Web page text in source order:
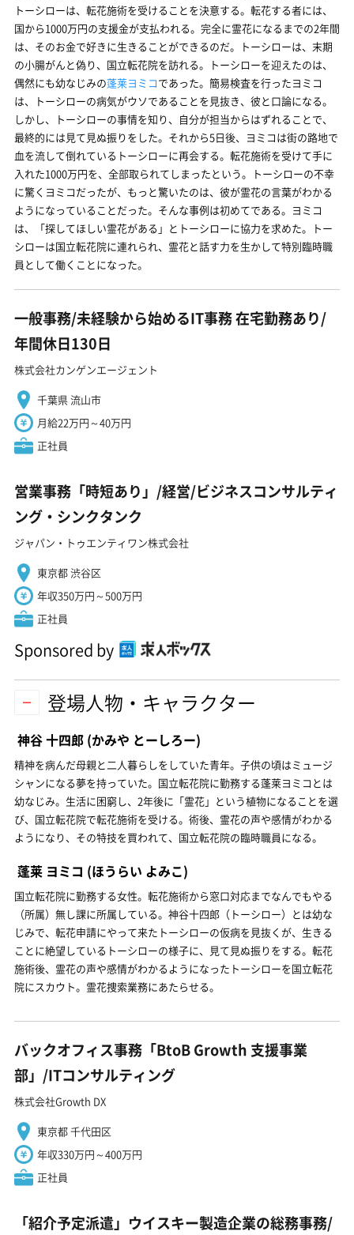
トーシローは、転花施術を受けることを決意する。転花する者には、
国から1000万円の支援金が支払われる。完全に霊花になるまでの2年間
は、そのお金で好きに生きることができるのだ。トーシローは、末期
の小腸がんと偽り、国立転花院を訪れる。トーシローを迎えたのは、
偶然にも幼なじみの蓬莱ヨミコであった。簡易検査を行ったヨミコ
は、トーシローの病気がウソであることを見抜き、彼と口論になる。
しかし、トーシローの事情を知り、自分が担当からはずれることで、
最終的には見て見ぬ振りをした。それから5日後、ヨミコは街の路地で
血を流して倒れているトーシローに再会する。転花施術を受けて手に
入れた1000万円を、全部取られてしまったという。トーシローの不幸
に驚くヨミコだったが、もっと驚いたのは、彼が霊花の言葉がわかる
ようになっていることだった。そんな事例は初めてである。ヨミコ
は、「探してほしい霊花がある」とトーシローに協力を求めた。トー
シローは国立転花院に連れられ、霊花と話す力を生かして特別臨時職
員として働くことになった。
一般事務/未経験から始めるIT事務 在宅勤務あり/
年間休日130日
株式会社カンゲンエージェント
千葉県 流山市
月給22万円～40万円
正社員
営業事務「時短あり」/経営/ビジネスコンサルティ
ング・シンクタンク
ジャパン・トゥエンティワン株式会社
東京都 渋谷区
年収350万円～500万円
正社員
Sponsored by
登場人物・キャラクター
神谷 十四郎 (かみや とーしろー)
精神を病んだ母親と二人暮らしをしていた青年。子供の頃はミュージ
シャンになる夢を持っていた。国立転花院に勤務する蓬莱ヨミコとは
幼なじみ。生活に困窮し、2年後に「霊花」という植物になることを選
び、国立転花院で転花施術を受ける。術後、霊花の声や感情がわかる
ようになり、その特技を買われて、国立転花院の臨時職員になる。
蓬莱 ヨミコ (ほうらい よみこ)
国立転花院に勤務する女性。転花施術から窓口対応までなんでもやる
（所属）無し課に所属している。神谷十四郎（トーシロー）とは幼な
じみで、転花申請にやって来たトーシローの仮病を見抜くが、生きる
ことに絶望しているトーシローの様子に、見て見ぬ振りをする。転花
施術後、霊花の声や感情がわかるようになったトーシローを国立転花
院にスカウト。霊花捜索業務にあたらせる。
バックオフィス事務「BtoB Growth 支援事業
部」/ITコンサルティング
株式会社Growth DX
東京都 千代田区
年収330万円～400万円
正社員
「紹介予定派遣」ウイスキー製造企業の総務事務/